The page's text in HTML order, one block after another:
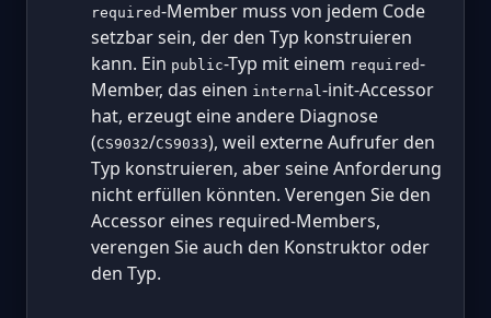
required-Member muss von jedem Code
setzbar sein, der den Typ konstruieren
kann. Ein public-Typ mit einem required-
Member, das einen internal -init-Accessor
hat, erzeugt eine andere Diagnose
(CS9032/CS9033), weil externe Aufrufer den
Typ konstruieren, aber seine Anforderung
nicht erfüllen könnten. Verengen Sie den
Accessor eines required-Members,
verengen Sie auch den Konstruktor oder
den Typ.